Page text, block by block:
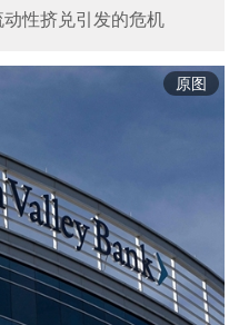
性挤兑引发的危机
原图